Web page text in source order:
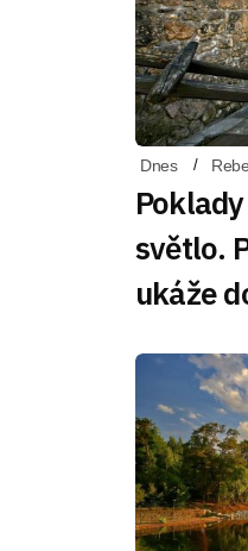
Dnes
světlo.
ukáže